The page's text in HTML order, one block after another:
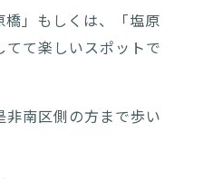
橋」もしくは、「塩原
て楽しいスポットで
南区側の方まで歩い